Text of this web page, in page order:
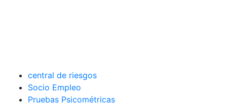
central de riesgos
Socio Empleo
Pruebas Psicométricas